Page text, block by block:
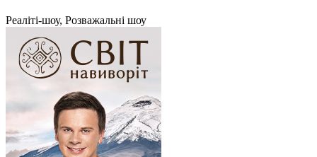
Реаліті-шоу, Розважальні шоу